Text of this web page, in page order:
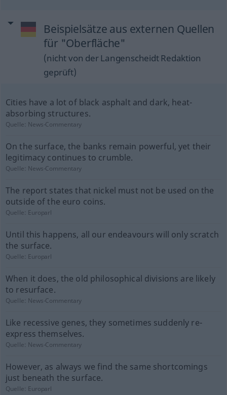
Beispielsätze aus externen Quellen
für "Oberfläche"
(nicht von der Langenscheidt Redaktion
geprüft)
Cities have a lot of black asphalt and dark, heat-
absorbing structures.
Quelle: News-Commentary
On the surface, the banks remain powerful, yet their
legitimacy continues to crumble.
Quelle: News-Commentary
The report states that nickel must not be used on the
outside of the euro coins.
Quelle: Europarl
Until this happens, all our endeavours will only scratch
the surface.
Quelle: Europarl
When it does, the old philosophical divisions are likely
to resurface.
Quelle: News-Commentary
Like recessive genes, they sometimes suddenly re-
express themselves.
Quelle: News-Commentary
However, as always we find the same shortcomings
just beneath the surface.
Quelle: Europarl